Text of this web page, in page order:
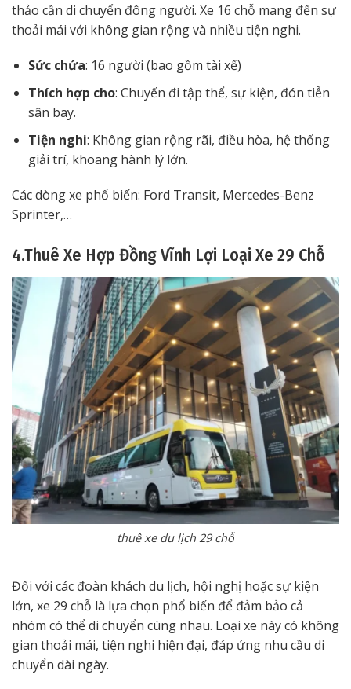
thảo cần di chuyển đông người. Xe 16 chỗ mang đến sự
thoải mái với không gian rộng và nhiều tiện nghi.
Sức chứa: 16 người (bao gồm tài xế)
Thích hợp cho: Chuyến đi tập thể, sự kiện, đón tiễn
sân bay.
Tiện nghi: Không gian rộng rãi, điều hòa, hệ thống
giải trí, khoang hành lý lớn.
Các dòng xe phổ biến: Ford Transit, Mercedes-Benz
Sprinter,…
4.Thuê Xe Hợp Đồng Vĩnh Lợi Loại Xe 29 Chỗ
thuê xe du lịch 29 chỗ
Đối với các đoàn khách du lịch, hội nghị hoặc sự kiện
lớn, xe 29 chỗ là lựa chọn phổ biến để đảm bảo cả
nhóm có thể di chuyển cùng nhau. Loại xe này có không
gian thoải mái, tiện nghi hiện đại, đáp ứng nhu cầu di
chuyển dài ngày.